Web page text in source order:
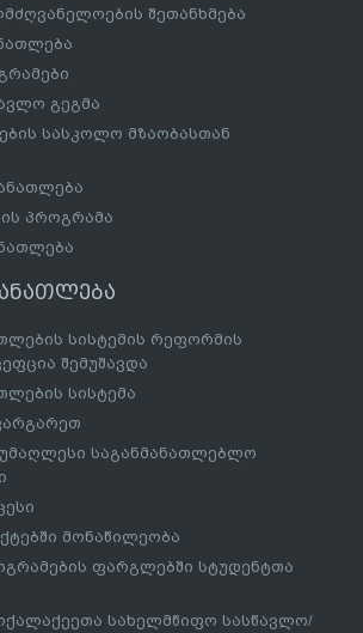
შეთანხმება
გეგმა
სასკოლო მზაობასთან
პროგრამა
სისტემის რეფორმის
შემუშავდა
სისტემა
საგანმანათლებლო
მონაწილეობა
ფარგლებში სტუდენტთა
სახელმწიფო სასწავლო/